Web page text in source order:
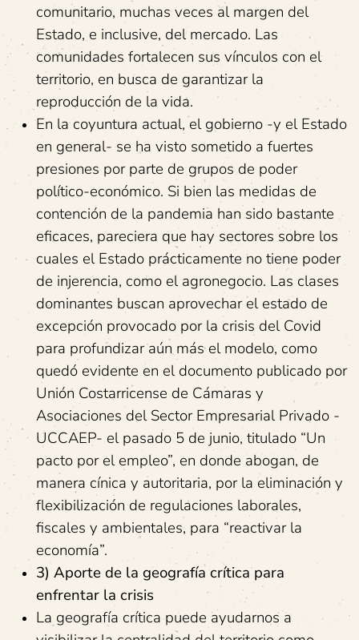
comunitario, muchas veces al margen del
Estado, e inclusive, del mercado. Las
comunidades fortalecen sus vínculos con el
territorio, en busca de garantizar la
reproducción de la vida.
En la coyuntura actual, el gobierno -y el Estado
en general- se ha visto sometido a fuertes
presiones por parte de grupos de poder
político-económico. Si bien las medidas de
contención de la pandemia han sido bastante
eficaces, pareciera que hay sectores sobre los
cuales el Estado prácticamente no tiene poder
de injerencia, como el agronegocio. Las clases
dominantes buscan aprovechar el estado de
excepción provocado por la crisis del Covid
para profundizar aún más el modelo, como
quedó evidente en el documento publicado por
Unión Costarricense de Cámaras y
Asociaciones del Sector Empresarial Privado -
UCCAEP- el pasado 5 de junio, titulado “Un
pacto por el empleo”, en donde abogan, de
manera cínica y autoritaria, por la eliminación y
flexibilización de regulaciones laborales,
fiscales y ambientales, para “reactivar la
economía”.
3) Aporte de la geografía crítica para
enfrentar la crisis
La geografía crítica puede ayudarnos a